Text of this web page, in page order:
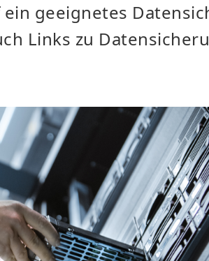
geeignetes
Links zu